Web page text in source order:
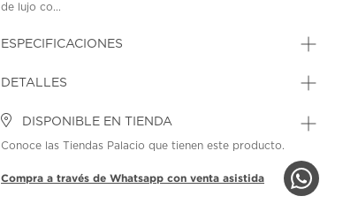
de lujo co...
ESPECIFICACIONES
DETALLES
DISPONIBLE EN TIENDA
Conoce las Tiendas Palacio que tienen este producto.
Compra a través de Whatsapp con venta asistida